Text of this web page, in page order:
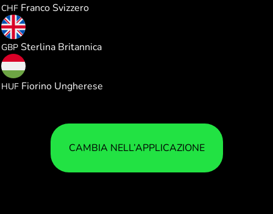
CHF Franco Svizzero
GBP Sterlina Britannica
HUF Fiorino Ungherese
CAMBIA NELL’APPLICAZIONE